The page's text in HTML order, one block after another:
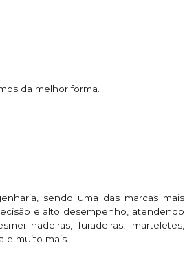
da melhor forma.
sendo uma das marcas mais
e alto desempenho, atendendo
furadeiras, marteletes,
e muito mais.